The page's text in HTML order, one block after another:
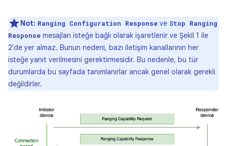
Not: Ranging Configuration Response ve Stop Ranging
Response mesajları isteğe bağlı olarak işaretlenir ve Şekil 1 ile
2'de yer almaz. Bunun nedeni, bazı iletişim kanallarının her
isteğe yanıt verilmesini gerektirmesidir. Bu nedenle, bu tür
durumlarda bu sayfada tanımlanırlar ancak genel olarak gerekli
değildirler.